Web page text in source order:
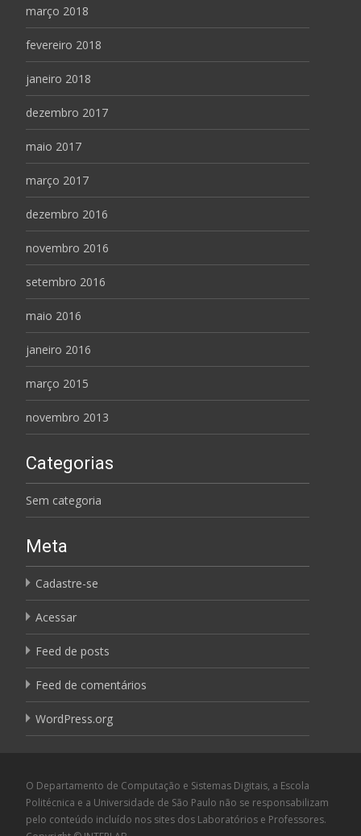
março 2018
fevereiro 2018
janeiro 2018
dezembro 2017
maio 2017
março 2017
dezembro 2016
novembro 2016
setembro 2016
maio 2016
janeiro 2016
março 2015
novembro 2013
Categorias
Sem categoria
Meta
Cadastre-se
Acessar
Feed de posts
Feed de comentários
WordPress.org
O Departamento de Computação e Sistemas Digitais, a Escola
Politécnica e a Universidade de São Paulo não se responsabilizam
pelo conteúdo incluído nos sites dos Laboratórios e Professores.